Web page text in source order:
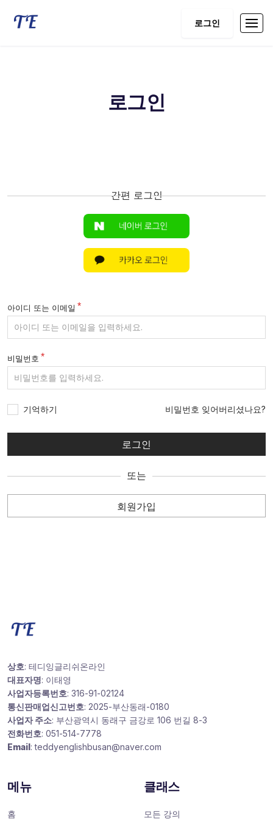
로그인
로그인
간편 로그인
아이디 또는 이메일
비밀번호
기억하기 비밀번호 잊어버리셨나요?
또는
회원가입
상호: 테디잉글리쉬온라인
대표자명: 이태영
사업자등록번호: 316-91-02124
통신판매업신고번호: 2025-부산동래-0180
사업자 주소: 부산광역시 동래구 금강로 106 번길 8-3
전화번호: 051-514-7778
Email: teddyenglishbusan@naver.com
메뉴
홈
클래스
모든 강의